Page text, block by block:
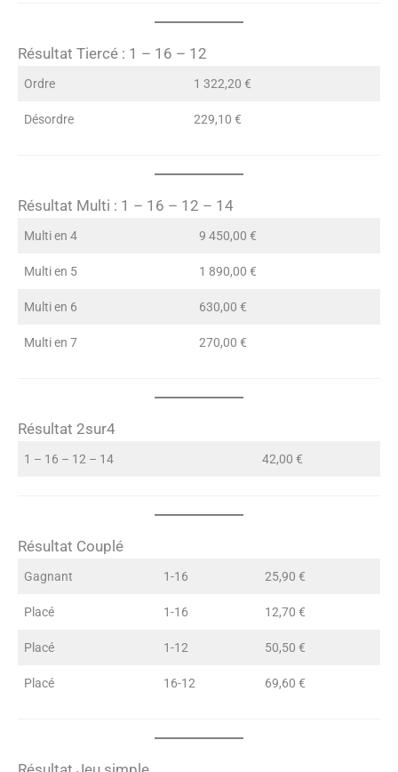
Résultat Tiercé : 1 – 16 – 12
Ordre 1 322,20 €
Désordre 229,10 €
Résultat Multi : 1 – 16 – 12 – 14
Multi en 4 9 450,00 €
Multi en 5 1 890,00 €
Multi en 6 630,00 €
Multi en 7 270,00 €
Résultat 2sur4
1 – 16 – 12 – 14 42,00 €
Résultat Couplé
Gagnant 1-16 25,90 €
Placé 1-16 12,70 €
Placé 1-12 50,50 €
Placé 16-12 69,60 €